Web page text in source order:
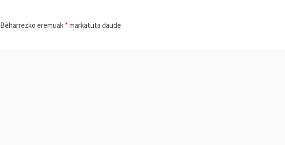
Beharrezko eremuak *markatuta daude